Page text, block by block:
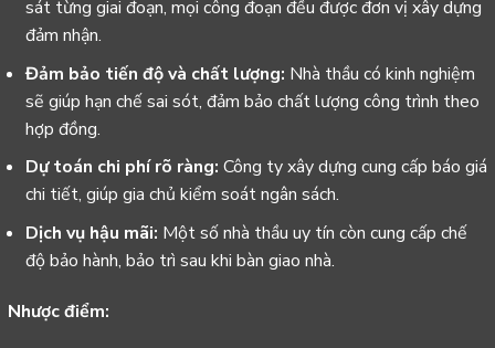
sát từng giai đoạn, mọi công đoạn đều được đơn vị xây dựng
đảm nhận.
Đảm bảo tiến độ và chất lượng: Nhà thầu có kinh nghiệm
sẽ giúp hạn chế sai sót, đảm bảo chất lượng công trình theo
hợp đồng.
Dự toán chi phí rõ ràng: Công ty xây dựng cung cấp báo giá
chi tiết, giúp gia chủ kiểm soát ngân sách.
Dịch vụ hậu mãi: Một số nhà thầu uy tín còn cung cấp chế
độ bảo hành, bảo trì sau khi bàn giao nhà.
Nhược điểm: